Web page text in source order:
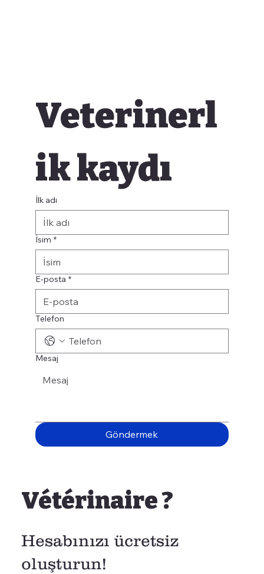
Veterinerl
ik kaydı
İlk adı
İsim *
E-posta *
Telefon
Mesaj
Göndermek
Vétérinaire ?
Hesabınızı ücretsiz
oluşturun!